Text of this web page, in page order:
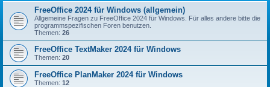
FreeOffice 2024 für Windows (allgemein)
Allgemeine Fragen zu FreeOffice 2024 für Windows. Für alles andere bitte die
programmspezifischen Foren benutzen.
Themen: 26
FreeOffice TextMaker 2024 für Windows
Themen: 20
FreeOffice PlanMaker 2024 für Windows
Themen: 12